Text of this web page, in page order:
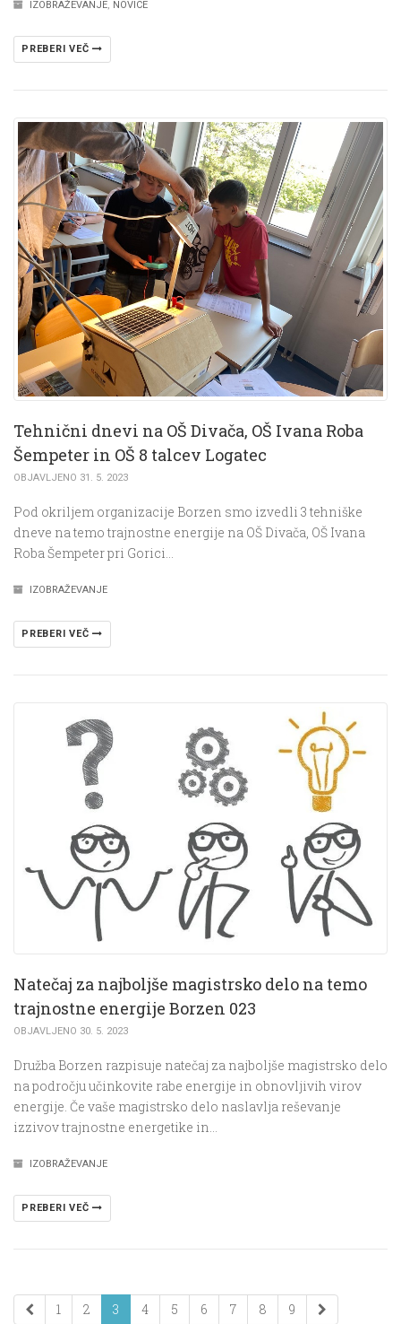
IZOBRAŽEVANJE, NOVICE
PREBERI VEČ
Tehnični dnevi na OŠ Divača, OŠ Ivana Roba
Šempeter in OŠ 8 talcev Logatec
OBJAVLJENO 31. 5. 2023
Pod okriljem organizacije Borzen smo izvedli 3 tehniške
dneve na temo trajnostne energije na OŠ Divača, OŠ Ivana
Roba Šempeter pri Gorici…
IZOBRAŽEVANJE
PREBERI VEČ
Natečaj za najboljše magistrsko delo na temo
trajnostne energije Borzen 023
OBJAVLJENO 30. 5. 2023
Družba Borzen razpisuje natečaj za najboljše magistrsko delo
na področju učinkovite rabe energije in obnovljivih virov
energije. Če vaše magistrsko delo naslavlja reševanje
izzivov trajnostne energetike in…
IZOBRAŽEVANJE
PREBERI VEČ
1 2 3 4 5 6 7 8 9